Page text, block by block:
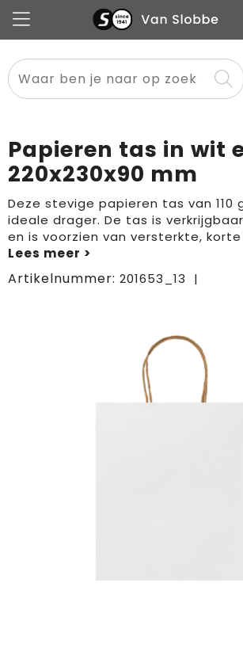
Alle categorieën
Snoep
Promo
Pennen
Notitieboekjes
Papier
Flessen
Glazen en karaffen
Merken
Meest gekozen
Sportkleding
Overig textiel
Boodschappen- en draagtassen
Sport & vrije tijd
Rugzakken
Papieren tas in wit
220x230x90 mm
Deze stevige papieren tas van 110
ideale drager. De tas is
en is voorzien van versterkte,
Artikelnummer: 201653_13